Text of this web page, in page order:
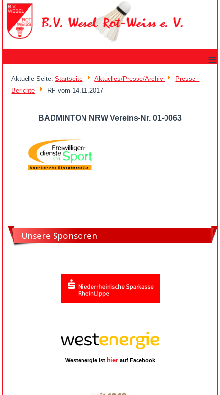
≡
Aktuelle Seite:Startseite Aktuelles/Presse/Archiv
Presse -
Berichte
RP vom 14.11.2017
BADMINTON NRW Vereins-Nr. 01-0063
Unsere Sponsoren
Westenergie ist hierauf Facebook